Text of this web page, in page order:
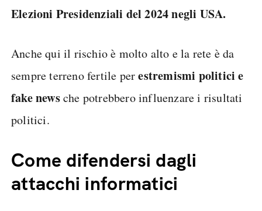
Elezioni Presidenziali del 2024 negli USA.
Anche qui il rischio è molto alto e la rete è da
sempre terreno fertile perestremismi politici e
fake newsche potrebbero influenzare i risultati
politici.
Come difendersi dagli
attacchi informatici